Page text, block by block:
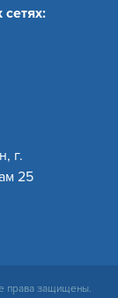
г.
25
права защищены.